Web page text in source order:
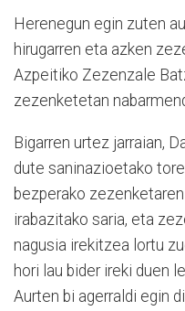
Herenegun egin zuten
hirugarren eta azken
Azpeitiko Zezenzale
zezenketetan
Bigarren urtez jarraian,
dute saninazioetako
bezperako
irabazitako saria, eta
nagusia irekitzea lortu
hori lau bider ireki duen
Aurten bi agerraldi egin